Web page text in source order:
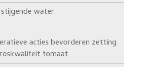
water
acties bevorderen zetting
tomaat